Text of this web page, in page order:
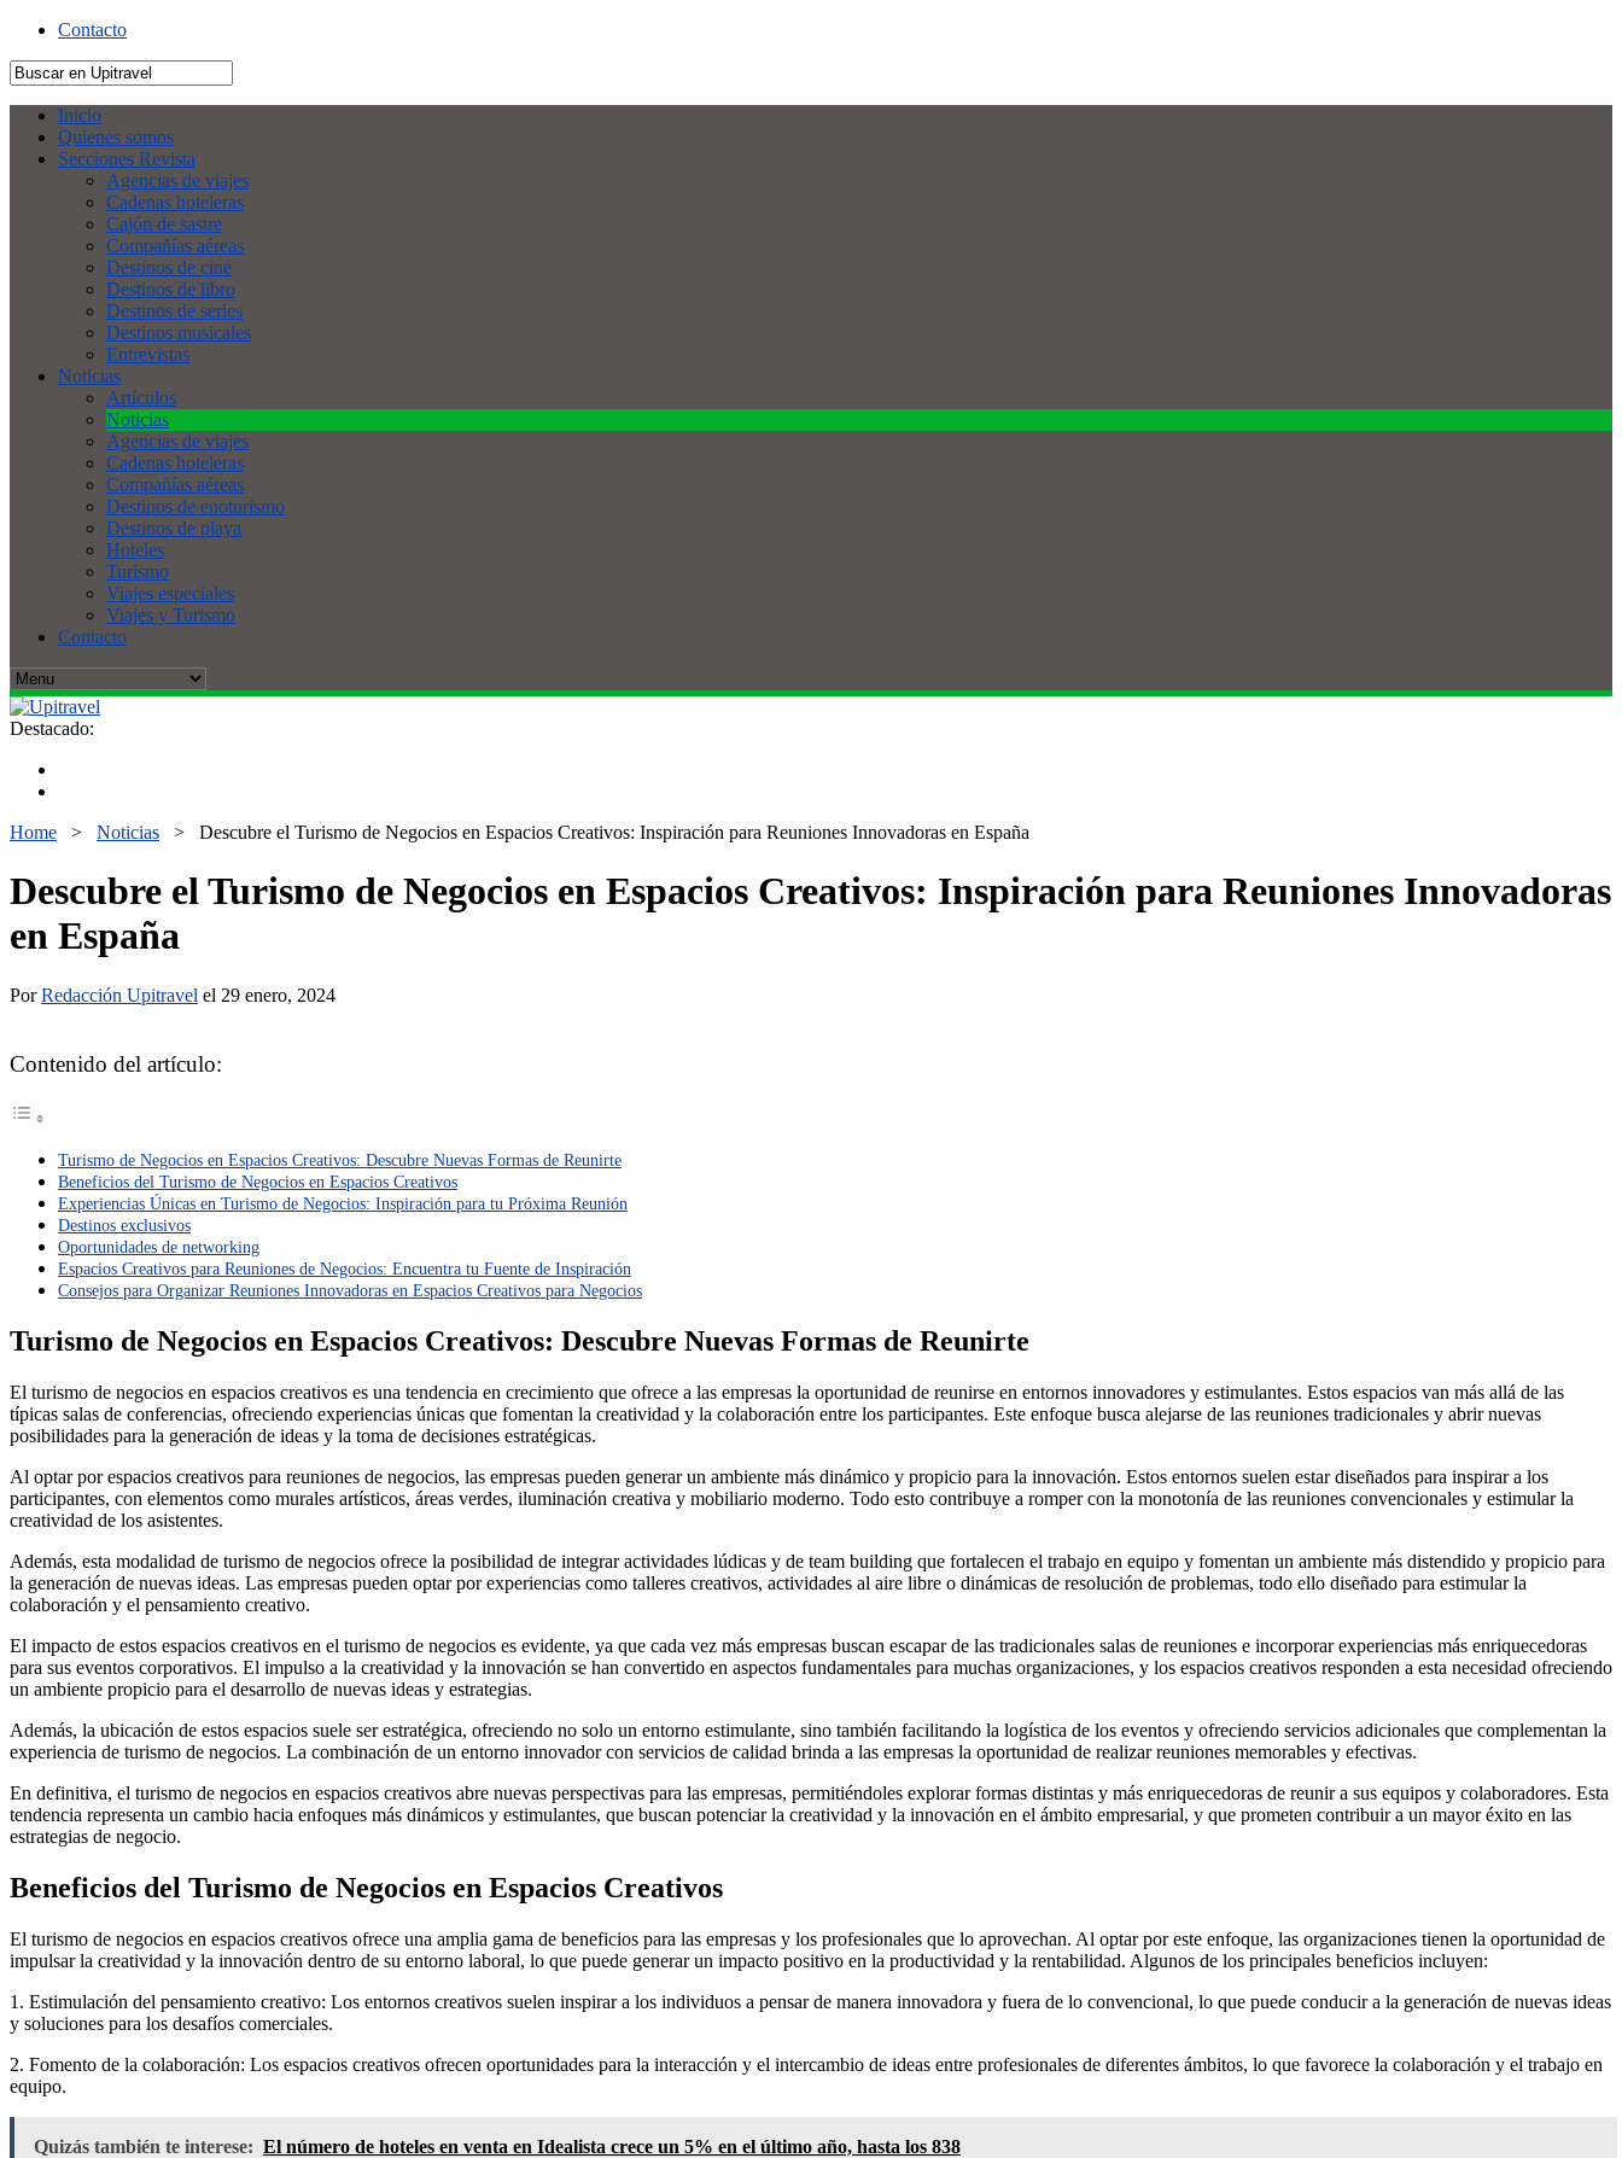
Contacto
Inicio
Quienes somos
Secciones Revista
Agencias de viajes
Cadenas hoteleras
Cajón de sastre
Compañías aéreas
Destinos de cine
Destinos de libro
Destinos de series
Destinos musicales
Entrevistas
Noticias
Artículos
Noticias
Agencias de viajes
Cadenas hoteleras
Compañías aéreas
Destinos de enoturismo
Destinos de playa
Hoteles
Turismo
Viajes especiales
Viajes y Turismo
Contacto
Destacado:
Home > Noticias > Descubre el Turismo de Negocios en Espacios Creativos: Inspiración para Reuniones Innovadoras en España
Descubre el Turismo de Negocios en Espacios Creativos: Inspiración para Reuniones Innovadoras
en España
PorRedacción Upitravel el 29 enero, 2024
Contenido del artículo:
Turismo de Negocios en Espacios Creativos: Descubre Nuevas Formas de Reunirte
Beneficios del Turismo de Negocios en Espacios Creativos
Experiencias Únicas en Turismo de Negocios: Inspiración para tu Próxima Reunión
Destinos exclusivos
Oportunidades de networking
Espacios Creativos para Reuniones de Negocios: Encuentra tu Fuente de Inspiración
Consejos para Organizar Reuniones Innovadoras en Espacios Creativos para Negocios
Turismo de Negocios en Espacios Creativos: Descubre Nuevas Formas de Reunirte
El turismo de negocios en espacios creativos es una tendencia en crecimiento que ofrece a las empresas la oportunidad de reunirse en entornos innovadores y estimulantes. Estos espacios van más allá de las
típicas salas de conferencias, ofreciendo experiencias únicas que fomentan la creatividad y la colaboración entre los participantes. Este enfoque busca alejarse de las reuniones tradicionales y abrir nuevas
posibilidades para la generación de ideas y la toma de decisiones estratégicas.
Al optar por espacios creativos para reuniones de negocios, las empresas pueden generar un ambiente más dinámico y propicio para la innovación. Estos entornos suelen estar diseñados para inspirar a los
participantes, con elementos como murales artísticos, áreas verdes, iluminación creativa y mobiliario moderno. Todo esto contribuye a romper con la monotonía de las reuniones convencionales y estimular la
creatividad de los asistentes.
Además, esta modalidad de turismo de negocios ofrece la posibilidad de integrar actividades lúdicas y de team building que fortalecen el trabajo en equipo y fomentan un ambiente más distendido y propicio para
la generación de nuevas ideas. Las empresas pueden optar por experiencias como talleres creativos, actividades al aire libre o dinámicas de resolución de problemas, todo ello diseñado para estimular la
colaboración y el pensamiento creativo.
El impacto de estos espacios creativos en el turismo de negocios es evidente, ya que cada vez más empresas buscan escapar de las tradicionales salas de reuniones e incorporar experiencias más enriquecedoras
para sus eventos corporativos. El impulso a la creatividad y la innovación se han convertido en aspectos fundamentales para muchas organizaciones, y los espacios creativos responden a esta necesidad ofreciendo
un ambiente propicio para el desarrollo de nuevas ideas y estrategias.
Además, la ubicación de estos espacios suele ser estratégica, ofreciendo no solo un entorno estimulante, sino también facilitando la logística de los eventos y ofreciendo servicios adicionales que complementan la
experiencia de turismo de negocios. La combinación de un entorno innovador con servicios de calidad brinda a las empresas la oportunidad de realizar reuniones memorables y efectivas.
En definitiva, el turismo de negocios en espacios creativos abre nuevas perspectivas para las empresas, permitiéndoles explorar formas distintas y más enriquecedoras de reunir a sus equipos y colaboradores. Esta
tendencia representa un cambio hacia enfoques más dinámicos y estimulantes, que buscan potenciar la creatividad y la innovación en el ámbito empresarial, y que prometen contribuir a un mayor éxito en las
estrategias de negocio.
Beneficios del Turismo de Negocios en Espacios Creativos
El turismo de negocios en espacios creativos ofrece una amplia gama de beneficios para las empresas y los profesionales que lo aprovechan. Al optar por este enfoque, las organizaciones tienen la oportunidad de
impulsar la creatividad y la innovación dentro de su entorno laboral, lo que puede generar un impacto positivo en la productividad y la rentabilidad. Algunos de los principales beneficios incluyen:
1. Estimulación del pensamiento creativo: Los entornos creativos suelen inspirar a los individuos a pensar de manera innovadora y fuera de lo convencional, lo que puede conducir a la generación de nuevas ideas
y soluciones para los desafíos comerciales.
2. Fomento de la colaboración: Los espacios creativos ofrecen oportunidades para la interacción y el intercambio de ideas entre profesionales de diferentes ámbitos, lo que favorece la colaboración y el trabajo en
equipo.
Quizás también te interese: El número de hoteles en venta en Idealista crece un 5% en el último año, hasta los 838